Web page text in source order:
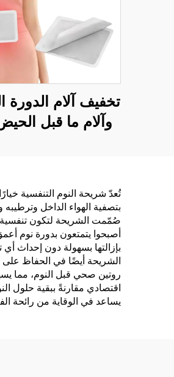
تخفيف آلام الدورة
وآلام ما قبل
تُعدّ شريحة النوم التنفسية
بتصفية الهواء الداخل
صُمّمت الشريحة لتكون تنفسية
أصبحوا يتمتعون بدورة نوم
بإزالتها بسهولة دون إحداث
الشريحة أيضًا في الحفاظ على
روتين صحي قبل النوم، مما
اقتصادي مقارنةً ببقية حلول
يساعد في الوقاية من رائحة